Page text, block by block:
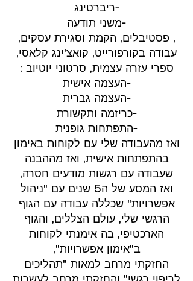
-ריברטינג
-משני תודעה
, פסטיבלים, הקמת וסגירת עסקים,
עבודה בקורפורייט, קואצ'ינג קלאסי,
ספרי עזרה עצמית, סרטוני יוטיוב :
-העצמה אישית
-העצמה גברית
-כריזמה ותקשורת
-התפתחות גופנית
ואז מהעבודה שלי עם לקוחות באימון
בהתפתחות אישית, ואז מההבנה
שעבודה עם רגשות מודעים חסרה,
ואז המסע של ה5 שנים עם "ניהול
אפשרויות" שכללה עבודה עם הגוף
הרגשי שלי, עולם הצללים, והגוף
הארכטיפי, בה אימנתי לקוחות
ב"אימון אפשרויות",
החזקתי מרחב למאות "תהליכים